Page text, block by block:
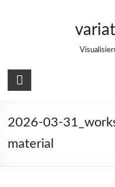
2026-03-
material